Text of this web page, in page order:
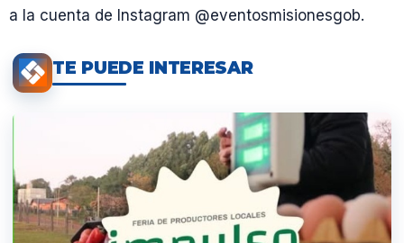
a la cuenta de Instagram @eventosmisionesgob.
TE PUEDE INTERESAR